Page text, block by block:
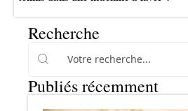
Recherche
Publiés récemment